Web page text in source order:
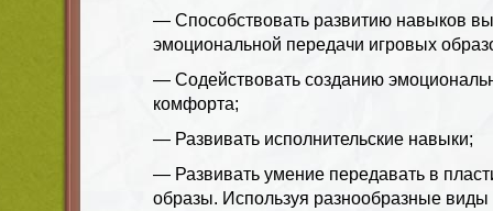
— Способствовать развитию навыков
эмоциональной передачи игровых
— Содействовать созданию
комфорта;
— Развивать исполнительские навыки;
— Развивать умение передавать в
образы. Используя разнообразные